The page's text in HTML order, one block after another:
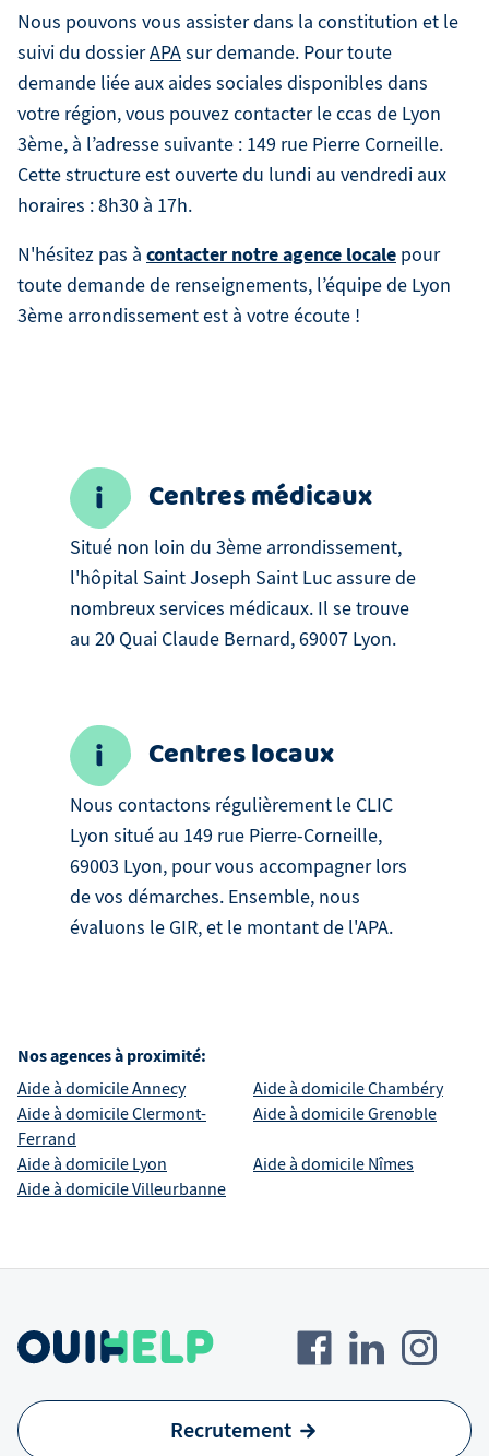
Nous pouvons vous assister dans la constitution et le
suivi du dossierAPAsur demande. Pour toute
demande liée aux aides sociales disponibles dans
votre région, vous pouvez contacter le ccas de Lyon
3ème, à l’adresse suivante : 149 rue Pierre Corneille.
Cette structure est ouverte du lundi au vendredi aux
horaires : 8h30 à 17h.
N'hésitez pas à contacter notre agence locale pour
toute demande de renseignements, l’équipe de Lyon
3ème arrondissement est à votre écoute !
Centres médicaux
Situé non loin du 3ème arrondissement,
l'hôpital Saint Joseph Saint Luc assure de
nombreux services médicaux. Il se trouve
au 20 Quai Claude Bernard, 69007 Lyon.
Centres locaux
Nous contactons régulièrement le CLIC
Lyon situé au 149 rue Pierre-Corneille,
69003 Lyon, pour vous accompagner lors
de vos démarches. Ensemble, nous
évaluons le GIR, et le montant de l'APA.
Nos agences à proximité:
Aide à domicileAnnecy Aide à domicileChambéry
Aide à domicileClermont-
Ferrand
Aide à domicileGrenoble
Aide à domicile Lyon Aide à domicile Nîmes
Aide à domicileVilleurbanne
Recrutement